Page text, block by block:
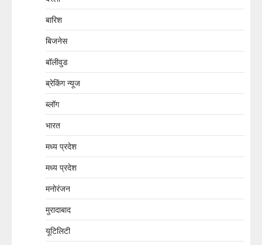
बारिश
बिजनेस
बॉलीवुड
ब्रेकिंग न्यूज
ब्लॉग
भारत
मध्य प्रदेश
मध्य प्रदेश
मनोरंजन
मुरादाबाद
यूटिलिटी